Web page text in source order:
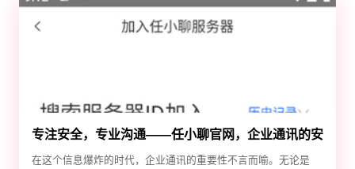
专注安全，专业沟通——任小聊官网，企业通讯的安
全守护神
在这个信息爆炸的时代，企业通讯的重要性不言而喻。无论是